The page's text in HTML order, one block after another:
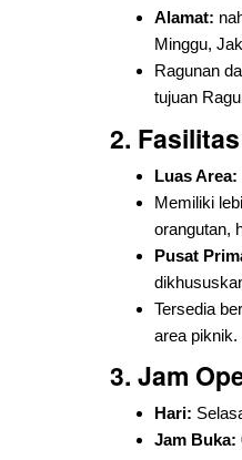
Alamat:
Minggu,
Ragunan
tujuan
2.
Luas Area:
Memiliki
orangutan,
Pusat
Tersedia
area piknik.
3. Jam
Hari:
Jam Buka: